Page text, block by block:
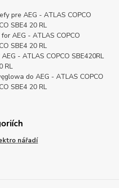
pre AEG - ATLAS COPCO
SBE4 20 RL
AEG - ATLAS COPCO
SBE4 20 RL
- ATLAS COPCO SBE420RL
RL
do AEG - ATLAS COPCO
SBE4 20 RL
nářadí